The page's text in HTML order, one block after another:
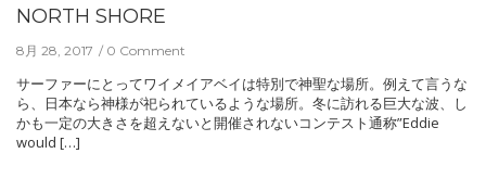
NORTH SHORE
8月 28, 2017 0 Comment
サーファーにとってワイメイアベイは特別で神聖な場所。例えて言うな
ら、日本なら神様が祀られているような場所。冬に訪れる巨大な波、し
かも一定の大きさを超えないと開催されないコンテスト通称”Eddie
would […]